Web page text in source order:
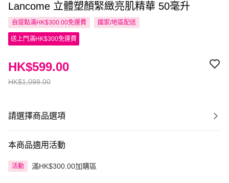
Lancome 立體塑顏緊緻亮肌精華 50毫升
自提點滿HK$300.00免運費 國家/地區配送
送上門滿HK$300免運費
HK$1,098.00
HK$599.00
請選擇商品選項
本商品適用活動
活動 滿HK$300.00加購區